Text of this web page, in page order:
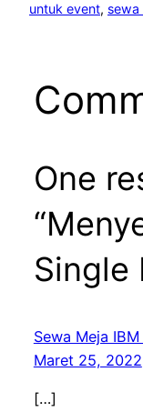
untuk event, sewa
One
Single
Sewa Meja
Maret 25, 2022
[…]